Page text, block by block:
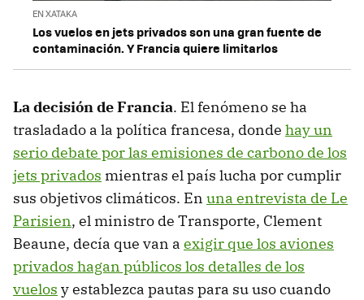
EN XATAKA
Los vuelos en jets privados son una gran fuente de
contaminación. Y Francia quiere limitarlos
La decisión de Francia. El fenómeno se ha
trasladado a la política francesa, donde hay un
serio debate por las emisiones de carbono de los
jets privados mientras el país lucha por cumplir
sus objetivos climáticos. En una entrevista de Le
Parisien, el ministro de Transporte, Clement
Beaune, decía que van a exigir que los aviones
privados hagan públicos los detalles de los
vuelos y establezca pautas para su uso cuando